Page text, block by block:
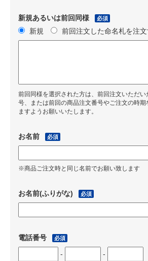
新規あるいは前回同様 必須
新規 前回注文した命名札を注文
前回同様を選択された方は、前回注文いただい
号、または前回の商品注文番号やご注文の時
ますようお願いいたします。
お名前 必須
※商品ご注文時と同じ名前でお願い致します
お名前(ふりがな) 必須
電話番号 必須
- -